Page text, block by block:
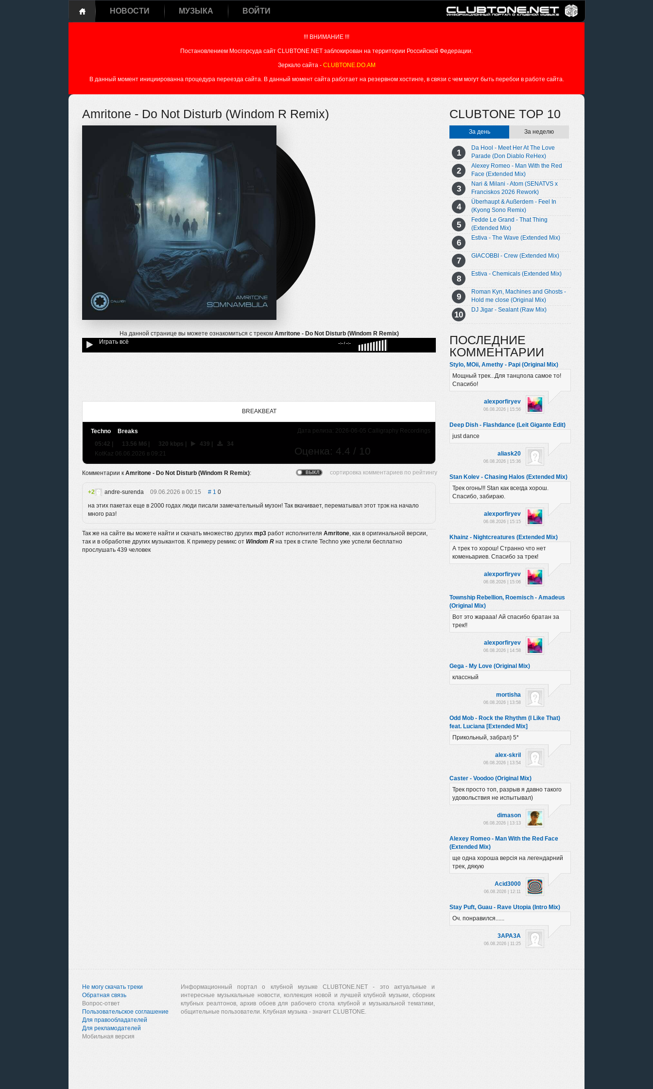
НОВОСТИ МУЗЫКА ВОЙТИ
!!! ВНИМАНИЕ !!!
Постановлением Мосгорсуда сайт CLUBTONE.NET заблокирован на территории Российской Федерации.
Зеркало сайта - CLUBTONE.DO.AM
В данный момент инициированна процедура переезда сайта. В данный момент сайта работает на резервном хостинге, в связи с чем могут быть перебои в работе сайта.
Amritone - Do Not Disturb (Windom R Remix)
На данной странице вы можете ознакомиться с треком Amritone - Do Not Disturb (Windom R Remix)
Играть всё
--:-- / --:--
BREAKBEAT
Дата релиза: 2026-06-05 Calligraphy Recordings
Techno Breaks
Оценка: 4.4 / 10
05:42 | 13.56 Мб | 320 kbps | 439 |
34
KotKaz 06.06.2026 в 09:21
Комментарии к Amritone - Do Not Disturb (Windom R Remix):
2 andre-surenda 09.06.2026 в 00:15 10
на этих пакетах еще в 2000 годах люди писали замечательный музон! Так вкачивает, перематывал этот трэк на начало
много раз!
Так же на сайте вы можете найти и скачать множество других mp3 работ исполнителя Amritone, как в оригинальной версии,
так и в обработке других музыкантов. К примеру ремикс от Windom R на трек в стиле Techno уже успели бесплатно
прослушать 439 человек
CLUBTONE TOP 10
За день За неделю
Da Hool - Meet Her At The Love
Parade (Don Diablo ReHex)
Alexey Romeo - Man With the Red
Face (Extended Mix)
Nari & Milani - Atom (SENATVS x
Franciskos 2026 Rework)
Überhaupt & Außerdem - Feel In
(Kyong Sono Remix)
Fedde Le Grand - That Thing
(Extended Mix)
Estiva - The Wave (Extended Mix)
GIACOBBI - Crew (Extended Mix)
Estiva - Chemicals (Extended Mix)
Roman Kyn, Machines and Ghosts -
Hold me close (Original Mix)
DJ Jigar - Sealant (Raw Mix)
ПОСЛЕДНИЕ
КОММЕНТАРИИ
Stylo, MOii, Amethy - Papi (Original Mix)
Мощный трек...Для танцпола самое то!
Спасибо!
alexporfiryev
06.08.2026 | 15:56
Deep Dish - Flashdance (Leit Gigante Edit)
just dance
aliask20
06.08.2026 | 15:36
Stan Kolev - Chasing Halos (Extended Mix)
Трек огонь!!! Stan как всегда хорош.
Спасибо, забираю.
alexporfiryev
06.08.2026 | 15:15
Khainz - Nightcreatures (Extended Mix)
А трек то хорош! Странно что нет
коменьариев. Спасибо за трек!
alexporfiryev
06.08.2026 | 15:06
Township Rebellion, Roemisch - Amadeus
(Original Mix)
Вот это жарааа! Ай спасибо братан за
трек!!
alexporfiryev
06.08.2026 | 14:58
Gega - My Love (Original Mix)
классный
mortisha
06.08.2026 | 13:58
Odd Mob - Rock the Rhythm (I Like That)
feat. Luciana [Extended Mix]
Прикольный, забрал) 5*
alex-skril
06.08.2026 | 13:54
Caster - Voodoo (Original Mix)
Трек просто топ, разрыв я давно такого
удовольствия не испытывал)
dimason
06.08.2026 | 13:13
Alexey Romeo - Man With the Red Face
(Extended Mix)
ще одна хороша версія на легендарний
трек, дякую
Acid3000
06.08.2026 | 12:11
Stay Puft, Guau - Rave Utopia (Intro Mix)
Оч. понравился......
3APA3A
06.08.2026 | 11:25
Не могу скачать треки
Обратная связь
Вопрос-ответ
Пользовательское соглашение
Для правообладателей
Для рекламодателей
Мобильная версия
Информационный портал о клубной музыке CLUBTONE.NET - это актуальные и
интересные музыкальные новости, коллекция новой и лучшей клубной музыки, сборник
клубных реалтонов, архив обоев для рабочего стола клубной и музыкальной тематики,
общительные пользователи. Клубная музыка - значит CLUBTONE.